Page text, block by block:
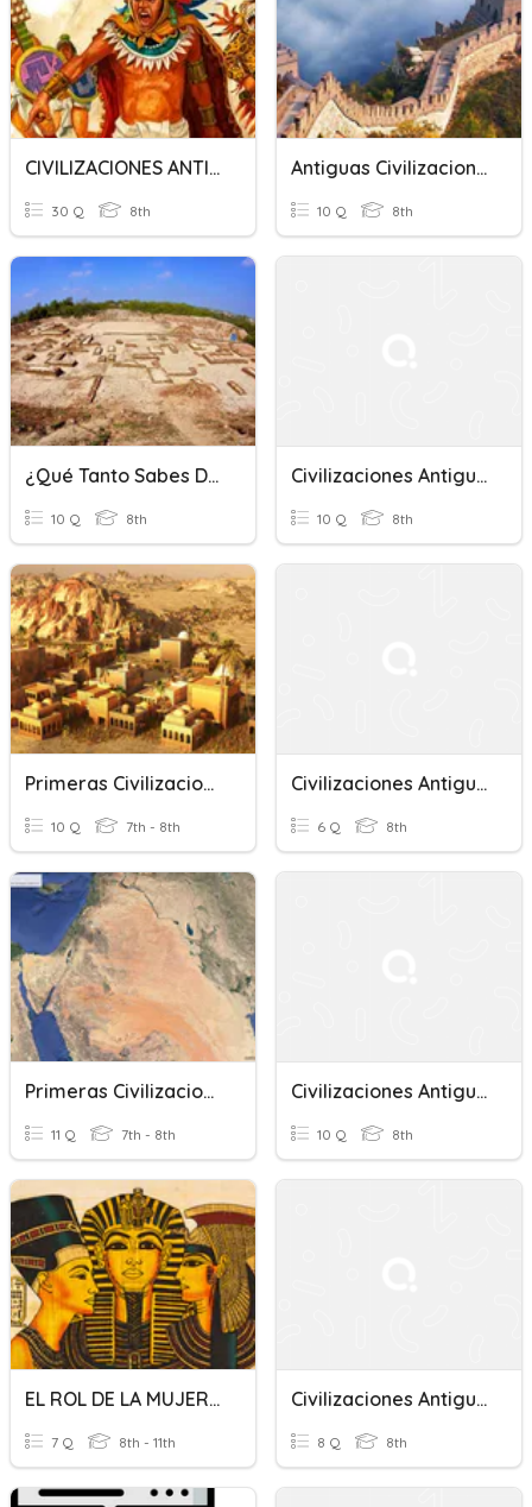
CIVILIZACIONES ANTIGUAS
30 Q 8th
Antiguas Civilizaciones
10 Q 8th
¿Qué Tanto Sabes De Las Civilizaciones Antiguas?
10 Q 8th
Civilizaciones Antiguas
10 Q 8th
Primeras Civilizaciones
10 Q 7th - 8th
Civilizaciones Antiguas II
6 Q 8th
Primeras Civilizaciones
11 Q 7th - 8th
Civilizaciones Antiguas
10 Q 8th
EL ROL DE LA MUJER EN LAS CIVILIZACIONES ANTIGUAS
7 Q 8th - 11th
Civilizaciones Antiguas
8 Q 8th